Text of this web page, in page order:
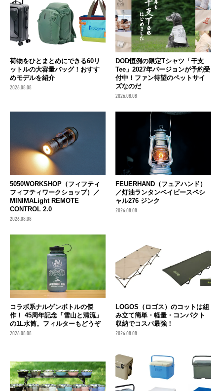
荷物をひとまとめにできる60リ
ットルの大容量バッグ！おすす
めモデルを紹介
2026.08.08
DOD恒例の限定Tシャツ「干支
Tee」2027年バージョンが予約受
付中！ファン待望のペットサイ
ズなのだ
2026.08.08
5050WORKSHOP（フィフティ
フィフティワークショップ）／
MINIMALight REMOTE
CONTROL 2.0
2026.08.08
FEUERHAND（フュアハンド）
／灯油ランタンベイビースペシ
ャル276 ジンク
2026.08.08
コラボ系ナルゲンボトルの傑
作！ 45周年記念「雪山と清流」
の1L水筒。フィルターもどうぞ
2026.08.08
LOGOS（ロゴス）のコットは組
み立て簡単・軽量・コンパクト
収納でコスパ最強！
2026.08.08